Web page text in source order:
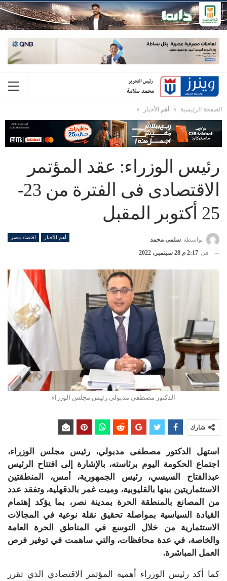
الصفحة الرئيسية أهم الأخبار
رئيس الوزراء: عقد المؤتمر
الاقتصادى فى الفترة من 23-
25 أكتوبر المقبل
أهم الأخبار اقتصاد مصر بواسطة سلمى محمد
في 2:17 م 28 سبتمبر، 2022
الدكتور مصطفى مدبولي رئيس مجلس الوزراء
شارك
استهل الدكتور مصطفى مدبولي، رئيس مجلس الوزراء،
اجتماع الحكومة اليوم برئاسته، بالإشارة إلى افتتاح الرئيس
عبدالفتاح السيسي، رئيس الجمهورية، أمس، المنطقتين
الاستثماريتين ببنها بالقليوبية، وميت غمر بالدقهلية، وتفقد عدد
من المصانع بالمنطقة الحرة بمدينة نصر، بما يؤكد إهتمام
القيادة السياسية بمواصلة تحقيق نقلة نوعية في المجالات
الاستثمارية من خلال التوسع في المناطق الحرة العامة
والخاصة، في عدة محافظات، والتي ساهمت في توفير فرص
العمل المباشرة.
كما أكد رئيس الوزراء أهمية المؤتمر الاقتصادي الذي تقرر